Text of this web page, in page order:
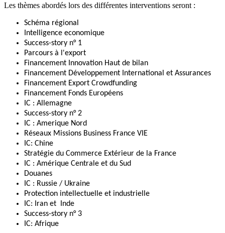
Les thèmes abordés lors des différentes interventions seront :
Schéma régional
Intelligence economique
Success-story n° 1
Parcours à l'export
Financement Innovation Haut de bilan
Financement Développement International et Assurances
Financement Export Crowdfunding
Financement Fonds Européens
IC : Allemagne
Success-story n° 2
IC : Amerique Nord
Réseaux Missions Business France VIE
IC: Chine
Stratégie du Commerce Extérieur de la France
IC : Amérique Centrale et du Sud
Douanes
IC : Russie / Ukraine
Protection intellectuelle et industrielle
IC: Iran et Inde
Success-story n° 3
IC: Afrique